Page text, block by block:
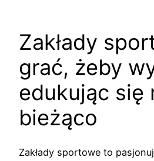
Zakłady
grać, żeby
edukując się
bieżąco
Zakłady sportowe to